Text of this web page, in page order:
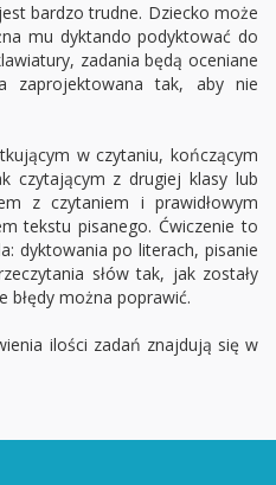
bardzo trudne. Dziecko może
mu dyktando podyktować do
zadania będą oceniane
zaprojektowana tak, aby nie
w czytaniu, kończącym
czytającym z drugiej klasy lub
z czytaniem i prawidłowym
tekstu pisanego. Ćwiczenie to
dyktowania po literach, pisanie
słów tak, jak zostały
błędy można poprawić.
ilości zadań znajdują się w